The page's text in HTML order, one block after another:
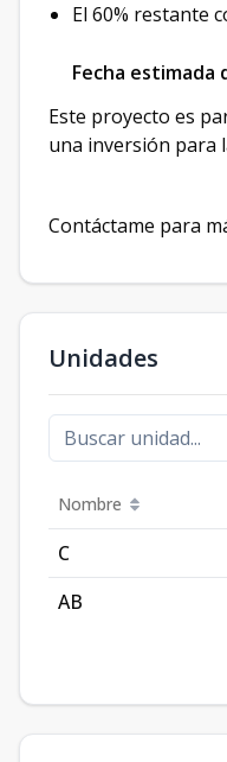
El 60% restante
Fecha estimada
Este proyecto es
una inversión para
Contáctame para
Unidades
Nombre
C
AB